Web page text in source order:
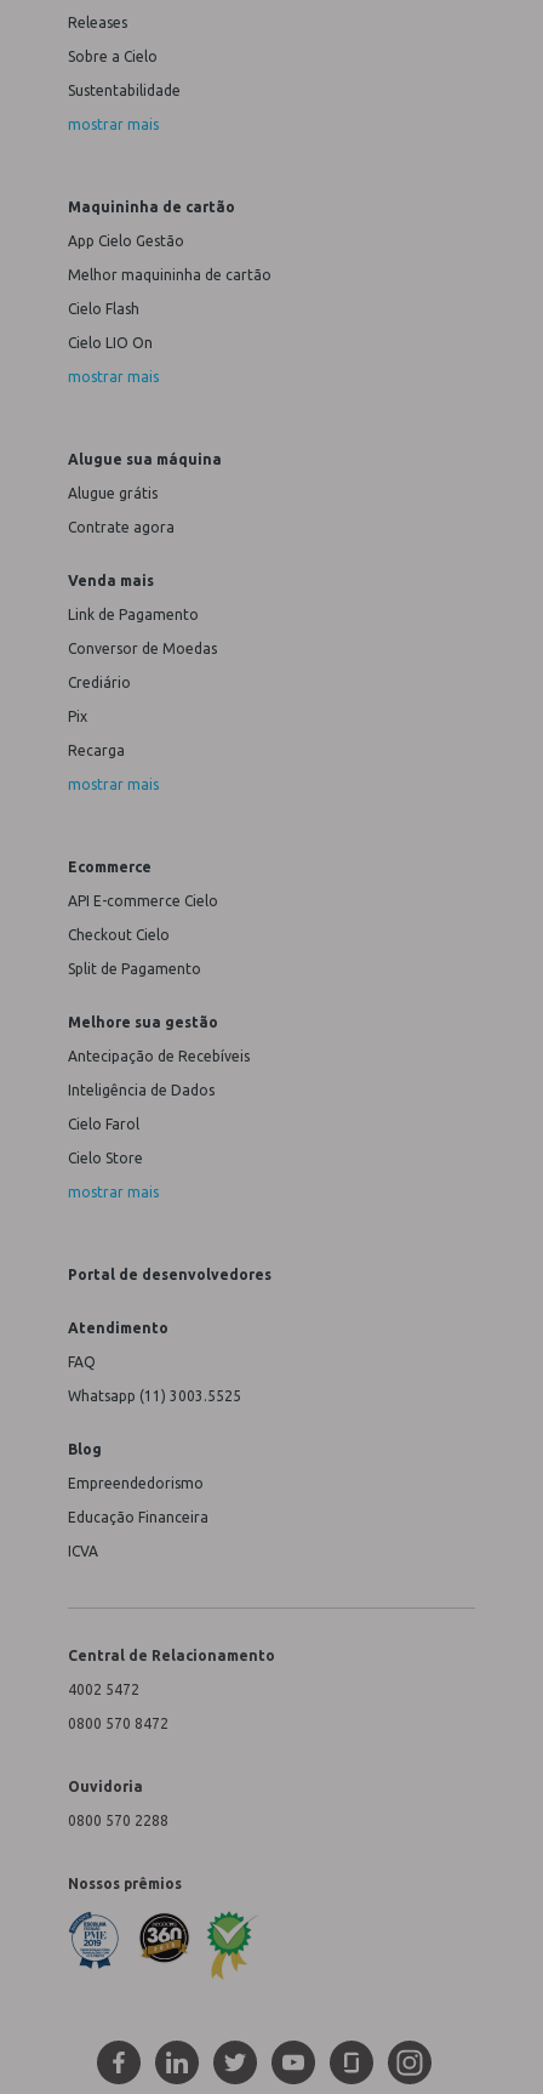
Releases
Sobre a Cielo
Sustentabilidade
mostrar mais
Maquininha de cartão
App Cielo Gestão
Melhor maquininha de cartão
Cielo Flash
Cielo LIO On
mostrar mais
Alugue sua máquina
Alugue grátis
Contrate agora
Venda mais
Link de Pagamento
Conversor de Moedas
Crediário
Pix
Recarga
mostrar mais
Ecommerce
API E-commerce Cielo
Checkout Cielo
Split de Pagamento
Melhore sua gestão
Antecipação de Recebíveis
Inteligência de Dados
Cielo Farol
Cielo Store
mostrar mais
Portal de desenvolvedores
Atendimento
FAQ
Whatsapp (11) 3003.5525
Blog
Empreendedorismo
Educação Financeira
ICVA
Central de Relacionamento
4002 5472
0800 570 8472
Ouvidoria
0800 570 2288
Nossos prêmios